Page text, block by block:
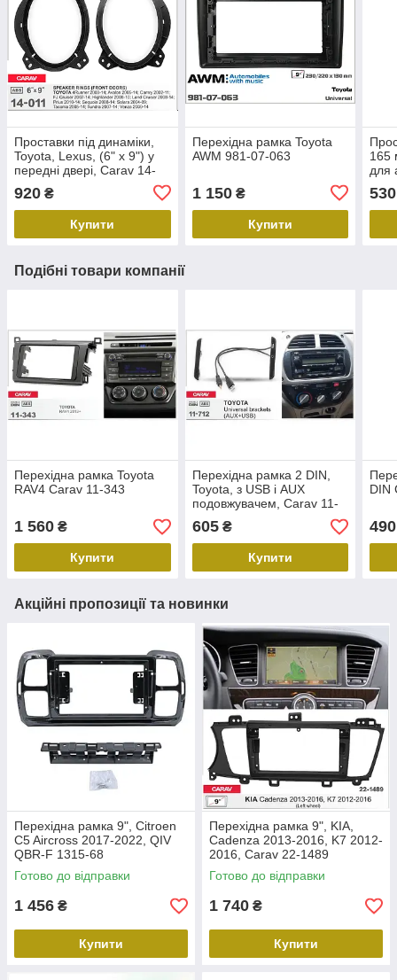
Проставки під динаміки,
Toyota, Lexus, (6" x 9") у
передні двері, Carav 14-
920 ₴
Купити
Перехідна рамка Toyota
AWM 981-07-063
1 150₴
Купити
165
для
530
Подібні товари компанії
Перехідна рамка Toyota
RAV4 Carav 11-343
1 560 ₴
Купити
Перехідна рамка 2 DIN,
Toyota, з USB і AUX
подовжувачем, Carav 11-
712
605₴
Купити
DIN
490
Акційні пропозиції та новинки
Перехідна рамка 9", Citroen
C5 Aircross 2017-2022, QIV
QBR-F 1315-68
Готово до відправки
1 456 ₴
Купити
Перехідна рамка 9", KIA,
Cadenza 2013-2016, K7 2012-
2016, Carav 22-1489
Готово до відправки
1 740 ₴
Купити